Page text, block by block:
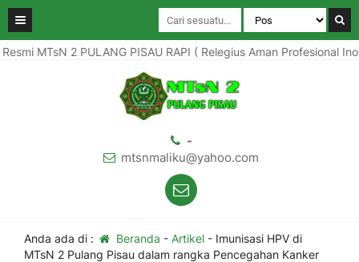
MTsN 2 PULANG PISAU RAPI ( Relegius Aman Profesional
-
mtsnmaliku@yahoo.com
Anda ada di : Beranda - Artikel- Imunisasi HPV di
MTsN 2 Pulang Pisau dalam rangka Pencegahan Kanker